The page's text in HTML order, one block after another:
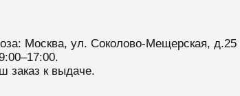
Москва, ул. Соколово-Мещерская, д.25
заказ к выдаче.